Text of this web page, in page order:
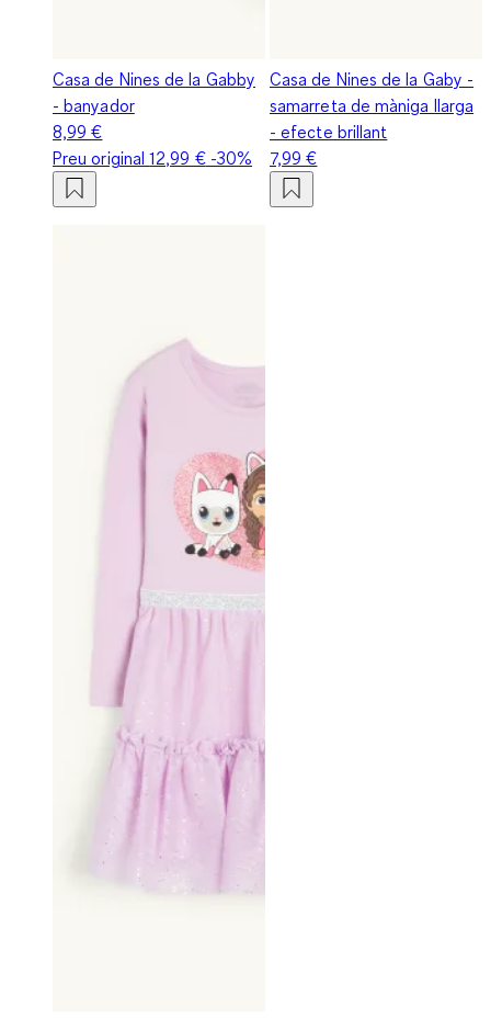
Casa de Nines de la Gabby
- banyador
8,99 €
Preu original12,99 €-30%
Casa de Nines de la Gaby -
samarreta de màniga llarga
- efecte brillant
7,99 €